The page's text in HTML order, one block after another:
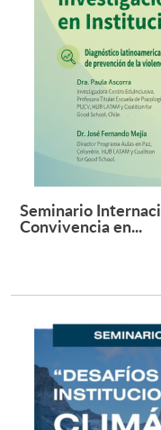
Seminario
Convivencia en...